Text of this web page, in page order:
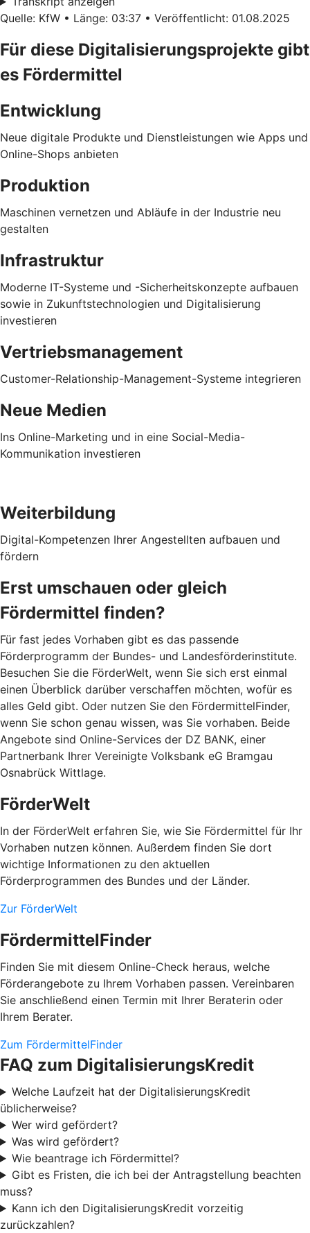
Quelle: KfW • Länge: 03:37 • Veröffentlicht: 01.08.2025
Für diese Digitalisierungsprojekte gibt
es Fördermittel
Entwicklung
Neue digitale Produkte und Dienstleistungen wie Apps und
Online-Shops anbieten
Produktion
Maschinen vernetzen und Abläufe in der Industrie neu
gestalten
Infrastruktur
Moderne IT-Systeme und -Sicherheitskonzepte aufbauen
sowie in Zukunftstechnologien und Digitalisierung
investieren
Vertriebsmanagement
Customer-Relationship-Management-Systeme integrieren
Neue Medien
Ins Online-Marketing und in eine Social-Media-
Kommunikation investieren
Weiterbildung
Digital-Kompetenzen Ihrer Angestellten aufbauen und
fördern
Erst umschauen oder gleich
Fördermittel finden?
Für fast jedes Vorhaben gibt es das passende
Förderprogramm der Bundes- und Landesförderinstitute.
Besuchen Sie die FörderWelt, wenn Sie sich erst einmal
einen Überblick darüber verschaffen möchten, wofür es
alles Geld gibt. Oder nutzen Sie den FördermittelFinder,
wenn Sie schon genau wissen, was Sie vorhaben. Beide
Angebote sind Online-Services der DZ BANK, einer
Partnerbank Ihrer Vereinigte Volksbank eG Bramgau
Osnabrück Wittlage.
FörderWelt
In der FörderWelt erfahren Sie, wie Sie Fördermittel für Ihr
Vorhaben nutzen können. Außerdem finden Sie dort
wichtige Informationen zu den aktuellen
Förderprogrammen des Bundes und der Länder.
Zur FörderWelt
FördermittelFinder
Finden Sie mit diesem Online-Check heraus, welche
Förderangebote zu Ihrem Vorhaben passen. Vereinbaren
Sie anschließend einen Termin mit Ihrer Beraterin oder
Ihrem Berater.
Zum FördermittelFinder
FAQ zum DigitalisierungsKredit
Welche Laufzeit hat der DigitalisierungsKredit
üblicherweise?
Wer wird gefördert?
Was wird gefördert?
Wie beantrage ich Fördermittel?
Gibt es Fristen, die ich bei der Antragstellung beachten
muss?
Kann ich den DigitalisierungsKredit vorzeitig
zurückzahlen?